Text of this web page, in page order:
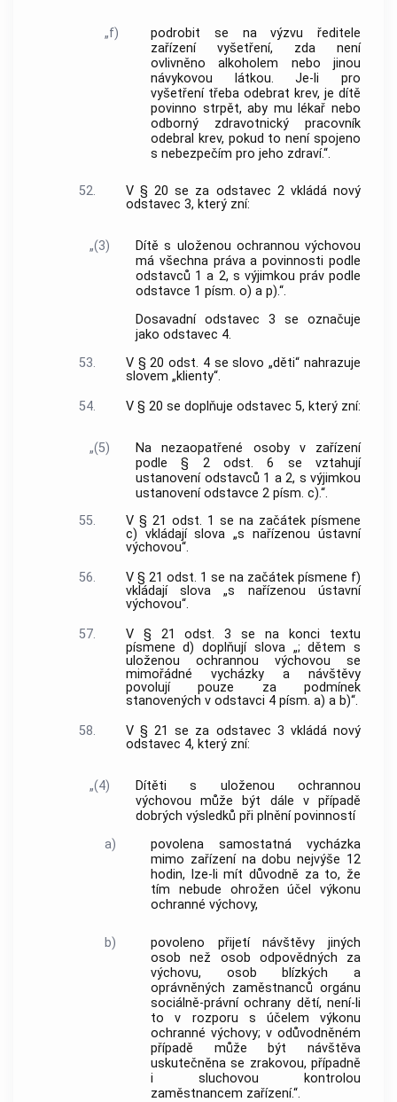
„f)
podrobit se na výzvu ředitele
zařízení vyšetření, zda není
ovlivněno alkoholem nebo jinou
návykovou látkou. Je-li pro
vyšetření třeba odebrat krev, je dítě
povinno strpět, aby mu lékař nebo
odborný zdravotnický pracovník
odebral krev, pokud to není spojeno
s nebezpečím pro jeho zdraví.“.
52.
V § 20 se za odstavec 2 vkládá nový
odstavec 3, který zní:
„(3)
Dítě s uloženou ochrannou výchovou
má všechna práva a povinnosti podle
odstavců 1 a 2, s výjimkou práv podle
odstavce 1 písm. o) a p).“.
Dosavadní odstavec 3 se označuje
jako odstavec 4.
53.
V § 20 odst. 4 se slovo „děti“ nahrazuje
slovem „klienty“.
54.
V § 20 se doplňuje odstavec 5, který zní:
„(5)
Na nezaopatřené osoby v zařízení
podle § 2 odst. 6 se vztahují
ustanovení odstavců 1 a 2, s výjimkou
ustanovení odstavce 2 písm. c).“.
55.
V § 21 odst. 1 se na začátek písmene
c) vkládají slova „s nařízenou ústavní
výchovou“.
56.
V § 21 odst. 1 se na začátek písmene f)
vkládají slova „s nařízenou ústavní
výchovou“.
57.
V § 21 odst. 3 se na konci textu
písmene d) doplňují slova „; dětem s
uloženou ochrannou výchovou se
mimořádné vycházky a návštěvy
povolují pouze za podmínek
stanovených v odstavci 4 písm. a) a b)“.
58.
V § 21 se za odstavec 3 vkládá nový
odstavec 4, který zní:
„(4)
Dítěti s uloženou ochrannou
výchovou může být dále v případě
dobrých výsledků při plnění povinností
a)
povolena samostatná vycházka
mimo zařízení na dobu nejvýše 12
hodin, lze-li mít důvodně za to, že
tím nebude ohrožen účel výkonu
ochranné výchovy,
b)
povoleno přijetí návštěvy jiných
osob než osob odpovědných za
výchovu, osob blízkých a
oprávněných zaměstnanců orgánu
sociálně-právní ochrany dětí, není-li
to v rozporu s účelem výkonu
ochranné výchovy; v odůvodněném
případě může být návštěva
uskutečněna se zrakovou, případně
i sluchovou kontrolou
zaměstnancem zařízení.“.